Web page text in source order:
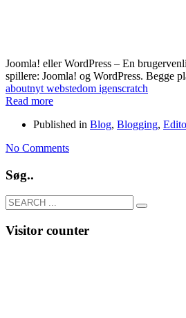
Joomla! eller WordPress – En
spillere: Joomla! og WordPress. Begge
aboutnyt webstedom igenscratch
Read more
Published in Blog, Blogging,
No Comments
Søg..
Visitor counter